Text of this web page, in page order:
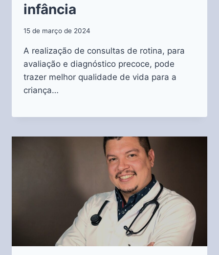
infância
15 de março de 2024
A realização de consultas de rotina, para
avaliação e diagnóstico precoce, pode
trazer melhor qualidade de vida para a
criança…